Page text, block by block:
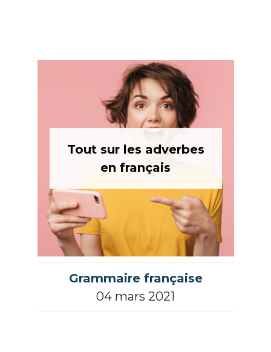
Tout sur les adverbes
en français
Grammaire française
04 mars 2021